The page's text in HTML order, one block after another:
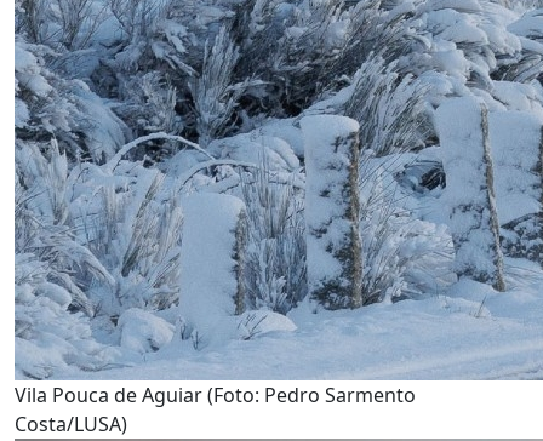
Vila Pouca de Aguiar (Foto: Pedro Sarmento
Costa/LUSA)